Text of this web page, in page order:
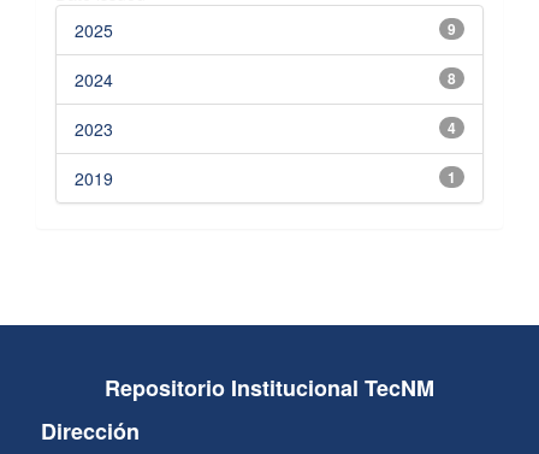
9
2025
8
2024
4
2023
1
2019
Repositorio Institucional TecNM
Dirección